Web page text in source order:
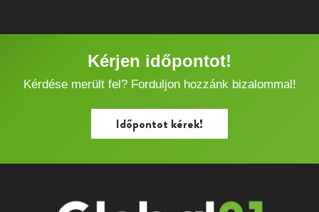
Kérjen időpontot!
Kérdése merült fel? Forduljon hozzánk bizalommal!
Időpontot kérek!